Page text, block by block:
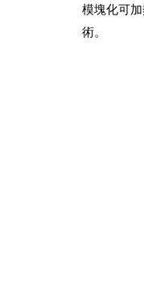
模塊化可
術。